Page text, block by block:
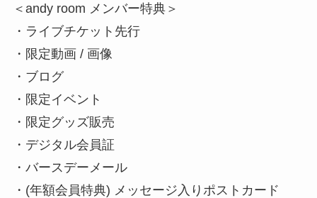
＜andy room メンバー特典＞
・ライブチケット先行
・限定動画 / 画像
・ブログ
・限定イベント
・限定グッズ販売
・デジタル会員証
・バースデーメール
・(年額会員特典) メッセージ入りポストカード